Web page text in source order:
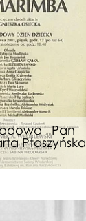
„Pan
Ptaszyńska